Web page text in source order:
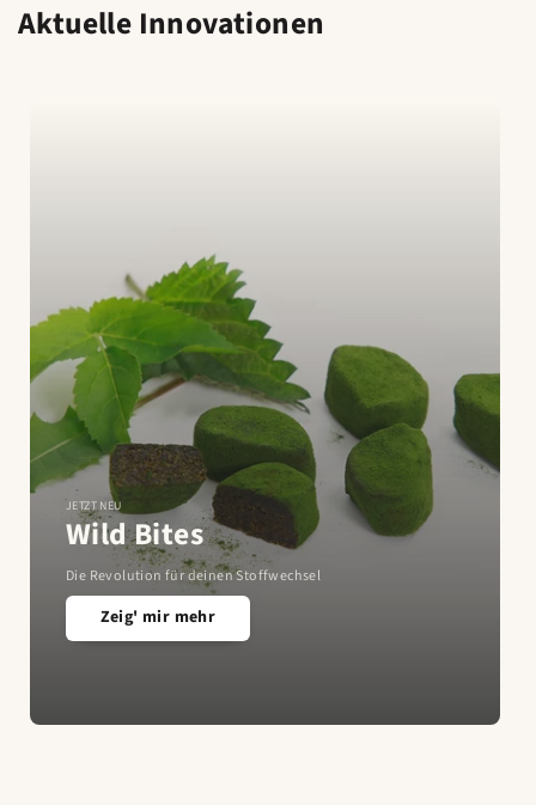
Aktuelle Innovationen
JETZT NEU
Wild Bites
Die Revolution für deinen Stoffwechsel
Zeig' mir mehr